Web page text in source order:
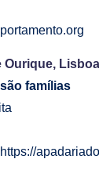
Ourique, Lisboa
famílias